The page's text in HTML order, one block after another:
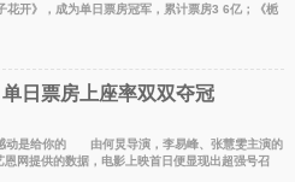
花开》，成为单日票房冠军，累计票房3 6亿；《栀
日票房上座率双双夺冠
是给你的 由何炅导演，李易峰、张慧雯主演的
恩网提供的数据，电影上映首日便显现出超强号召